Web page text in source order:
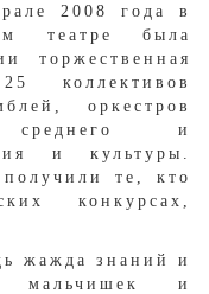
2008 года в
театре была
торжественная
коллективов
оркестров
среднего и
и культуры.
те, кто
конкурсах,
жажда знаний и
мальчишек и